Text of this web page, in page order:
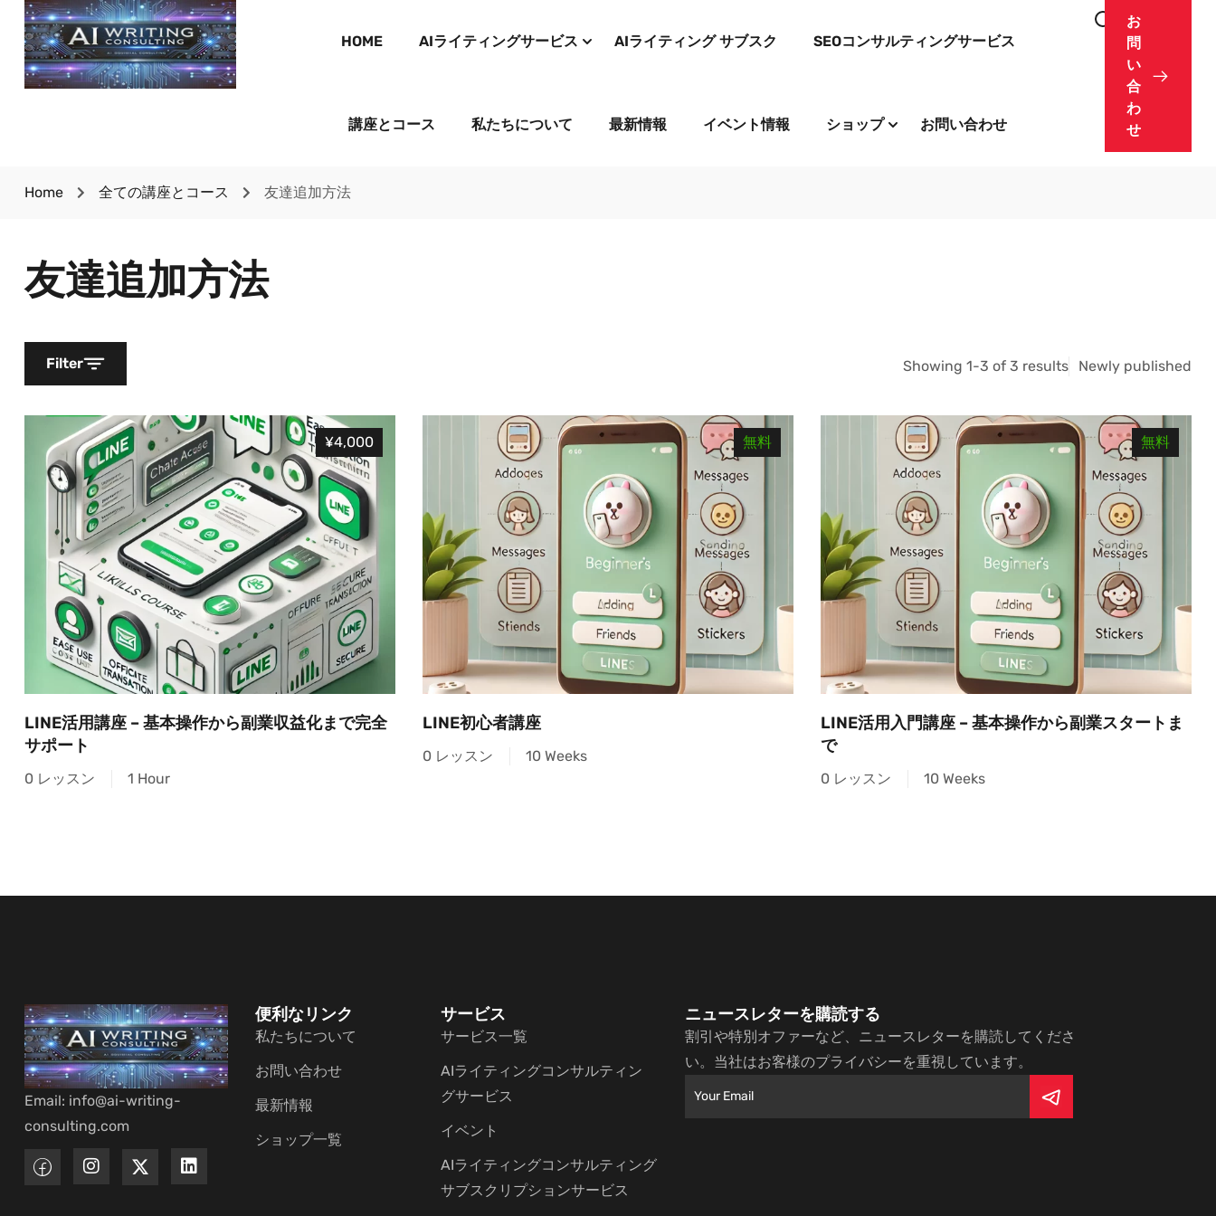
HOME AIライティングサービス AIライティング サブスク SEOコンサルティングサービス
講座とコース 私たちについて 最新情報 イベント情報 ショップ お問い合わせ
お
問
い
合
わ
せ
Home 全ての講座とコース 友達追加方法
友達追加方法
Filter Showing 1-3 of 3 results
¥4,000
LINE活用講座 – 基本操作から副業収益化まで完全
サポート
0 レッスン 1 Hour
無料
LINE初心者講座
0 レッスン 10 Weeks
無料
LINE活用入門講座 – 基本操作から副業スタートま
で
0 レッスン 10 Weeks
Email: info@ai-writing-
consulting.com
便利なリンク
私たちについて
お問い合わせ
最新情報
ショップ一覧
サービス
サービス一覧
AIライティングコンサルティン
グサービス
イベント
AIライティングコンサルティング
サブスクリプションサービス
ニュースレターを購読する
割引や特別オファーなど、ニュースレターを購読してくださ
い。当社はお客様のプライバシーを重視しています。